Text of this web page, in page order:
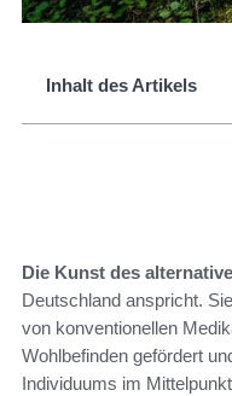
Inhalt des Artikels
Die Kunst des
Deutschland anspricht.
von konventionellen
Wohlbefinden gefördert
Individuums im